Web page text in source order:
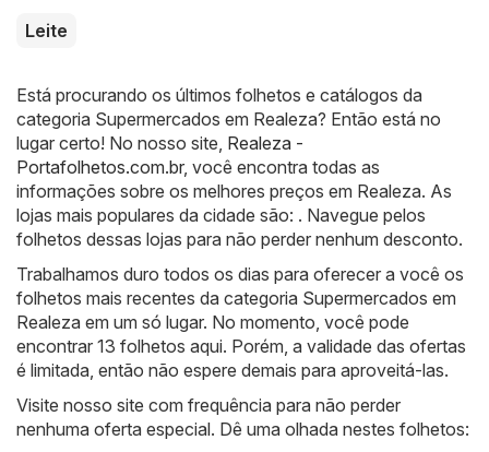
Leite
Está procurando os últimos folhetos e catálogos da
categoria Supermercados em Realeza? Então está no
lugar certo! No nosso site, Realeza -
Portafolhetos.com.br, você encontra todas as
informações sobre os melhores preços em Realeza. As
lojas mais populares da cidade são: . Navegue pelos
folhetos dessas lojas para não perder nenhum desconto.
Trabalhamos duro todos os dias para oferecer a você os
folhetos mais recentes da categoria Supermercados em
Realeza em um só lugar. No momento, você pode
encontrar 13 folhetos aqui. Porém, a validade das ofertas
é limitada, então não espere demais para aproveitá-las.
Visite nosso site com frequência para não perder
nenhuma oferta especial. Dê uma olhada nestes folhetos: